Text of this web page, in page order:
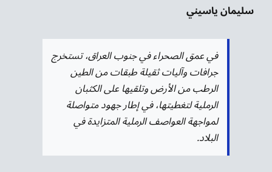
سليمان ياسيني
في عمق الصحراء في جنوب العراق، تستخرج
جرافات وآليات ثقيلة طبقات من الطين
الرطب من الأرض وتلقيها على الكثبان
الرملية لتغطيتها، في إطار جهود متواصلة
لمواجهة العواصف الرملية المتزايدة في
البلاد.